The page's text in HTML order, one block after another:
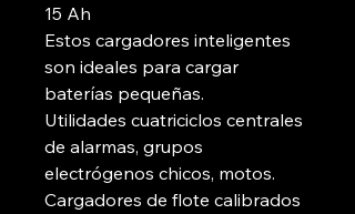
15 Ah
Estos cargadores inteligentes
son ideales para cargar
baterías pequeñas.
Utilidades cuatriciclos centrales
de alarmas, grupos
electrógenos chicos, motos.
Cargadores de flote calibrados